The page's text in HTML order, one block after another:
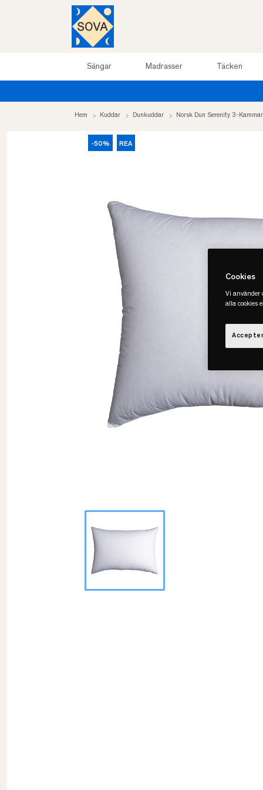
Sängar Madrasser Täcken
Hem Kuddar Dunkuddar Norsk Dun Serenity 3-
-50% REA
Cookies
Vi använder
alla cookies